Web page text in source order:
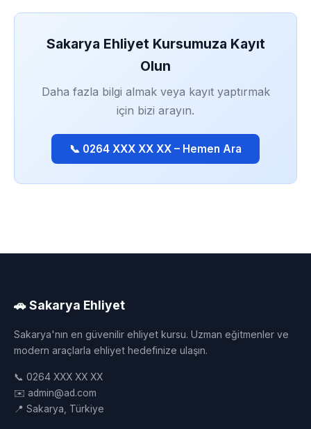
Sakarya Ehliyet Kursumuza Kayıt
Olun
Daha fazla bilgi almak veya kayıt yaptırmak
için bizi arayın.
📞 0264 XXX XX XX – Hemen Ara
🚗 Sakarya Ehliyet
Sakarya'nın en güvenilir ehliyet kursu. Uzman eğitmenler ve
modern araçlarla ehliyet hedefinize ulaşın.
📞 0264 XXX XX XX
✉️ admin@ad.com
📍 Sakarya, Türkiye